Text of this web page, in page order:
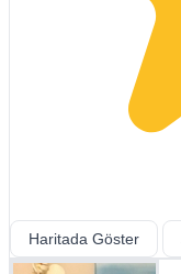
Haritada Göster